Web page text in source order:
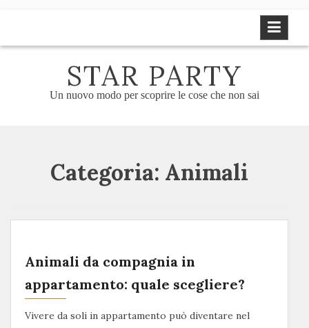
STAR PARTY
Un nuovo modo per scoprire le cose che non sai
Categoria: Animali
Animali da compagnia in
appartamento: quale scegliere?
Vivere da soli in appartamento può diventare nel